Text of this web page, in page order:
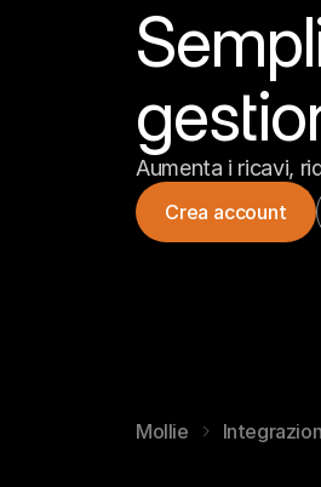
Aumenta i ricavi,
Crea account
Mollie